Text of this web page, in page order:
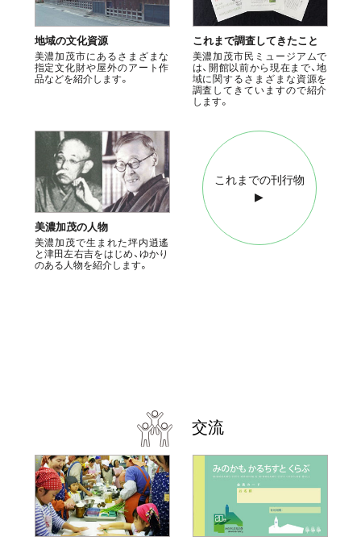
地域の文化資源
美濃加茂市にあるさまざまな
指定文化財や屋外のアート作
品などを紹介します。
これまで調査してきたこと
美濃加茂市民ミュージアムで
は、開館以前から現在まで、地
域に関するさまざまな資源を
調査してきていますので紹介
します。
美濃加茂の人物
美濃加茂で生まれた坪内逍遙
と津田左右吉をはじめ、ゆかり
のある人物を紹介します。
これまでの刊行物
▶︎
交流